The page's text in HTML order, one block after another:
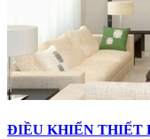
ĐIỀU KHIỂN THIẾT